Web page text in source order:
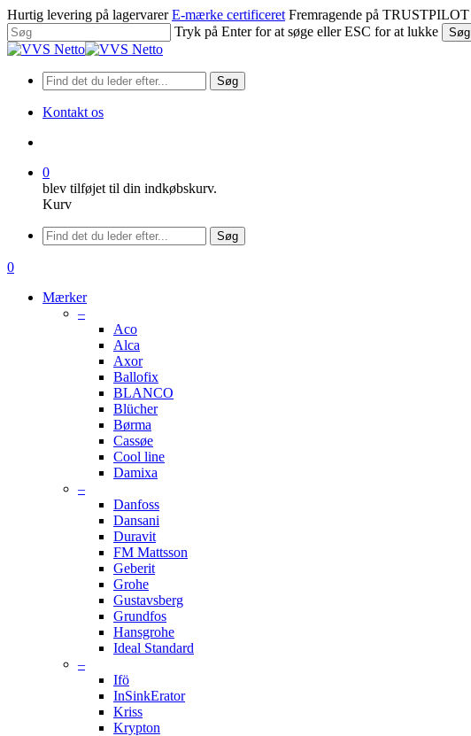
Spring
til
hovedindhold
Hurtig levering på lagervarer E-mærke certificeret Fremragende på TRUSTPILOT
Tryk på Enter for at søge eller ESC for at lukke
Søg
Luk
Søg
Kontakt os
0
blev tilføjet til din indkøbskurv.
Kurv
Menu
Søg
søge
0
Mærker
–
Aco
Alca
Axor
Ballofix
BLANCO
Blücher
Børma
Cassøe
Cool line
Damixa
–
Danfoss
Dansani
Duravit
FM Mattsson
Geberit
Grohe
Gustavsberg
Grundfos
Hansgrohe
Ideal Standard
–
Ifö
InSinkErator
Kriss
Krypton